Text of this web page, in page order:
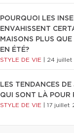
POURQUOI LES
ENVAHISSENT
MAISONS PLUS
EN ÉTÉ?
STYLE DE VIE 24
LES TENDANCES DE
QUI SONT LÀ POUR
STYLE DE VIE 17 juillet